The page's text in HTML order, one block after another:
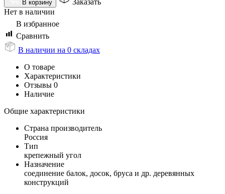
В корзину
Нет в наличии
В избранное
Сравнить
В наличии на 0 складах
О товаре
Характеристики
Отзывы 0
Наличие
Общие характеристики
Страна производитель
Россия
Тип
крепежный угол
Назначение
соединение балок, досок, бруса и др. деревянных
конструкций